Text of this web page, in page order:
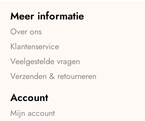
Meer informatie
Over ons
Klantenservice
Veelgestelde vragen
Verzenden & retourneren
Account
Mijn account